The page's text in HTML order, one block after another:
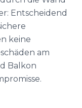
Entscheidend
keine
am
Balkon